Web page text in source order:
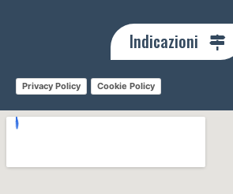
Indicazioni
Privacy Policy Cookie Policy